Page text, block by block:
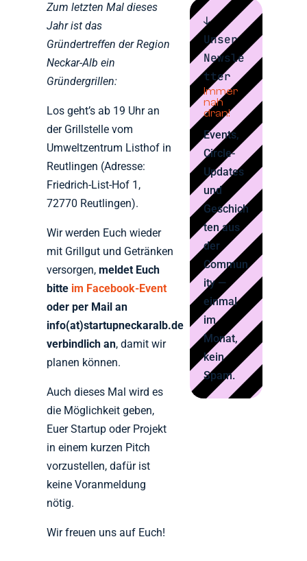
Zum letzten Mal dieses
Jahr ist das
Gründertreffen der Region
Neckar-Alb ein
Gründergrillen:
Los geht’s ab 19 Uhr an
der Grillstelle vom
Umweltzentrum Listhof in
Reutlingen (Adresse:
Friedrich-List-Hof 1,
72770 Reutlingen).
Wir werden Euch wieder
mit Grillgut und Getränken
versorgen,meldet Euch
bitte im Facebook-Event
oder per Mail an
info(at)startupneckaralb.de
verbindlich an, damit wir
planen können.
Auch dieses Mal wird es
die Möglichkeit geben,
Euer Startup oder Projekt
in einem kurzen Pitch
vorzustellen, dafür ist
keine Voranmeldung
nötig.
Wir freuen uns auf Euch!
↓
Unser
Newsle
tter
Immer
nah
dran!
Events,
Circle-
Updates
und
Geschich
ten aus
der
Commun
ity —
einmal
im
Monat,
kein
Spam.